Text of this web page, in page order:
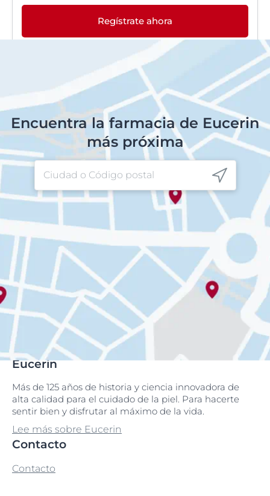
Regístrate ahora
Encuentra la farmacia de Eucerin
más próxima
Eucerin
Más de 125 años de historia y ciencia innovadora de
alta calidad para el cuidado de la piel. Para hacerte
sentir bien y disfrutar al máximo de la vida.
Lee más sobre Eucerin
Contacto
Contacto